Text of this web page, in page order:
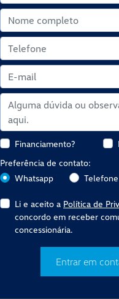
Financiamento?
Preferência de contato:
Whatsapp
Telefone
Li e aceito a Política de
concordo em receber
concessionária.
Entrar em